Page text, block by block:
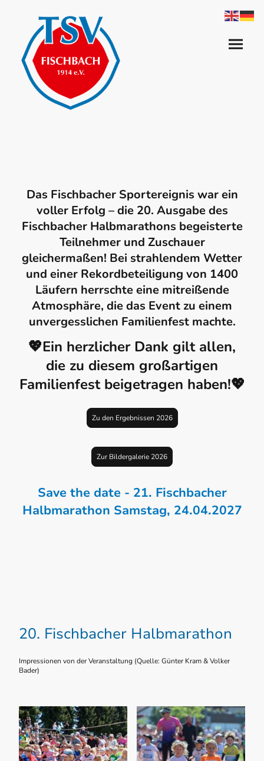
Das Fischbacher Sportereignis war ein
voller Erfolg – die 20. Ausgabe des
Fischbacher Halbmarathons begeisterte
Teilnehmer und Zuschauer
gleichermaßen! Bei strahlendem Wetter
und einer Rekordbeteiligung von 1400
Läufern herrschte eine mitreißende
Atmosphäre, die das Event zu einem
unvergesslichen Familienfest machte.
💖Ein herzlicher Dank gilt allen,
die zu diesem großartigen
Familienfest beigetragen haben!💖
Zu den Ergebnissen 2026
Zur Bildergalerie 2026
Save the date - 21. Fischbacher
Halbmarathon Samstag, 24.04.2027
20. Fischbacher Halbmarathon
Impressionen von der Veranstaltung (Quelle: Günter Kram & Volker
Bader)